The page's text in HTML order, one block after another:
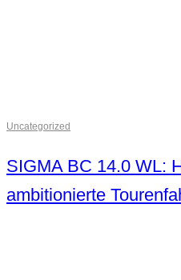
Uncategorized
SIGMA BC 14.0 WL:
ambitionierte